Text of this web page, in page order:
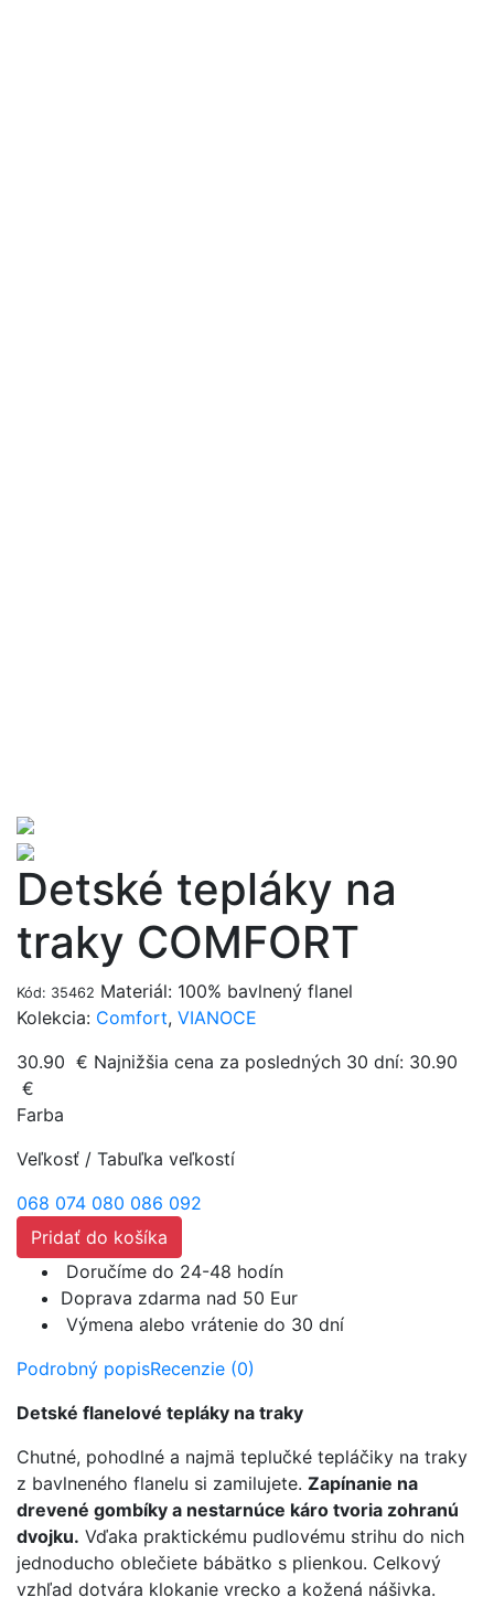
Detské tepláky na
traky COMFORT
Kód: 35462 Materiál: 100% bavlnený flanel
Kolekcia: Comfort, VIANOCE
30.90 € Najnižšia cena za posledných 30 dní: 30.90
€
Farba
Veľkosť / Tabuľka veľkostí
068 074 080 086 092
Pridať do košíka
Doručíme do 24-48 hodín
Doprava zdarma nad 50 Eur
Výmena alebo vrátenie do 30 dní
Podrobný popisRecenzie (0)
Detské flanelové tepláky na traky
Chutné, pohodlné a najmä teplučké tepláčiky na traky
z bavlneného flanelu si zamilujete. Zapínanie na
drevené gombíky a nestarnúce káro tvoria zohranú
dvojku. Vďaka praktickému pudlovému strihu do nich
jednoducho oblečiete bábätko s plienkou. Celkový
vzhľad dotvára klokanie vrecko a kožená nášivka.